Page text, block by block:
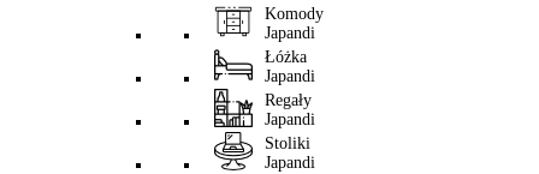
Komody
Japandi
Łóżka
Japandi
Regały
Japandi
Stoliki
Japandi